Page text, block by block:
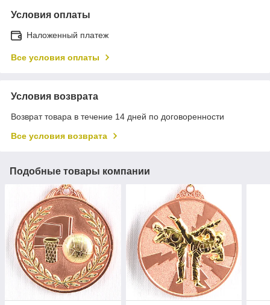
Условия оплаты
Наложенный платеж
Все условия оплаты
Условия возврата
Возврат товара в течение 14 дней по договоренности
Все условия возврата
Подобные товары компании